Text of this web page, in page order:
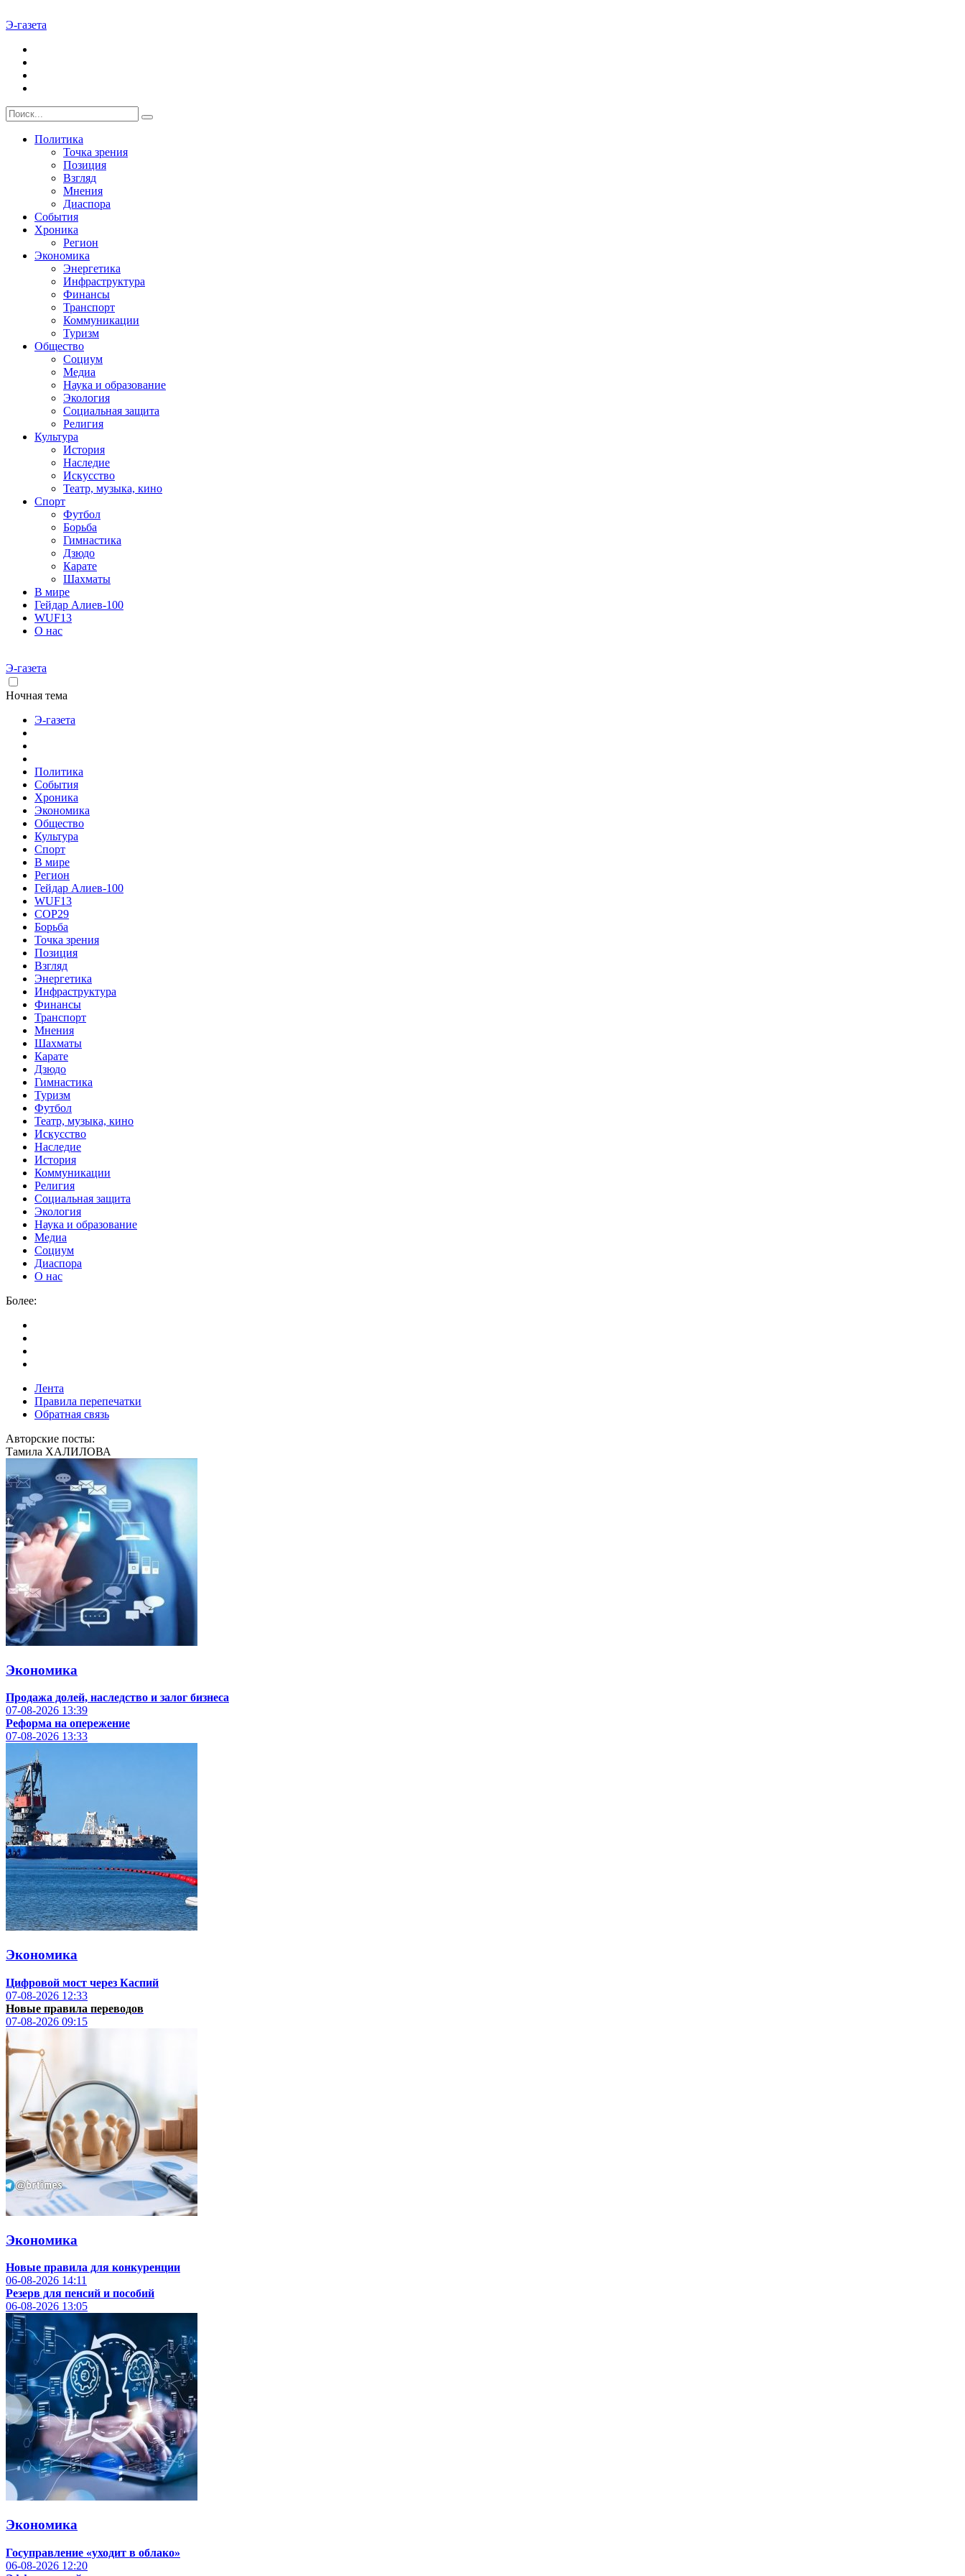
Э-газета
Политика
Точка зрения
Позиция
Взгляд
Мнения
Диаспора
События
Хроника
Регион
Экономика
Энергетика
Инфраструктура
Финансы
Транспорт
Коммуникации
Туризм
Общество
Социум
Медиа
Наука и образование
Экология
Социальная защита
Религия
Культура
История
Наследие
Искусство
Театр, музыка, кино
Спорт
Футбол
Борьба
Гимнастика
Дзюдо
Карате
Шахматы
В мире
Гейдар Алиев-100
WUF13
О нас
Э-газета
Ночная тема
Э-газета
Политика
События
Хроника
Экономика
Общество
Культура
Спорт
В мире
Регион
Гейдар Алиев-100
WUF13
COP29
Борьба
Точка зрения
Позиция
Взгляд
Энергетика
Инфраструктура
Финансы
Транспорт
Мнения
Шахматы
Карате
Дзюдо
Гимнастика
Туризм
Футбол
Театр, музыка, кино
Искусство
Наследие
История
Коммуникации
Религия
Социальная защита
Экология
Наука и образование
Медиа
Социум
Диаспора
О нас
Более:
Лента
Правила перепечатки
Обратная связь
Авторские посты:
Тамила ХАЛИЛОВА
Экономика
Продажа долей, наследство и залог бизнеса
07-08-2026 13:39
Реформа на опережение
07-08-2026 13:33
Экономика
Цифровой мост через Каспий
07-08-2026 12:33
Новые правила переводов
07-08-2026 09:15
Экономика
Новые правила для конкуренции
06-08-2026 14:11
Резерв для пенсий и пособий
06-08-2026 13:05
Экономика
Госуправление «уходит в облако»
06-08-2026 12:20